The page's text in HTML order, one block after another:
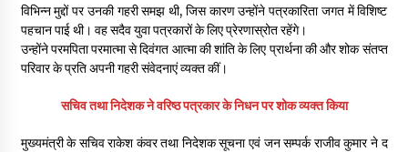
विभिन्न मुद्दों पर उनकी गहरी समझ थी, जिस कारण उन्होंने पत्रकारिता जगत में विशिष्ट
पहचान पाई थी। वह सदैव युवा पत्रकारों के लिए प्रेरणास्रोत रहेंगे।
उन्होंने परमपिता परमात्मा से दिवंगत आत्मा की शांति के लिए प्रार्थना की और शोक संतप्त
परिवार के प्रति अपनी गहरी संवेदनाएं व्यक्त कीं।
सचिव तथा निदेशक ने वरिष्ठ पत्रकार के निधन पर शोक व्यक्त किया
मुख्यमंत्री के सचिव राकेश कंवर तथा निदेशक सूचना एवं जन सम्पर्क राजीव कुमार ने द